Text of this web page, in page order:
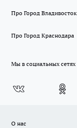
Про Город Владивосток
Про Город Краснодара
Мы в социальных сетях
О нас